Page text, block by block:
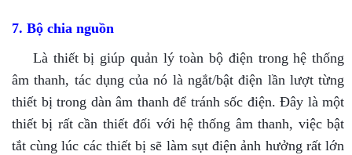
7. Bộ chia nguồn
Là thiết bị giúp quản lý toàn bộ điện trong hệ thống
âm thanh, tác dụng của nó là ngắt/bật điện lần lượt từng
thiết bị trong dàn âm thanh để tránh sốc điện. Đây là một
thiết bị rất cần thiết đối với hệ thống âm thanh, việc bật
tắt cùng lúc các thiết bị sẽ làm sụt điện ảnh hưởng rất lớn